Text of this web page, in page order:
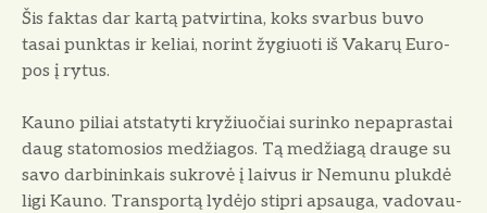
Šis faktas dar kartą patvirtina, koks svarbus buvo
tasai punktas ir keliai, norint žygiuoti iš Vakarų Euro­
pos į rytus.
Kauno piliai atstatyti kryžiuočiai surinko nepaprastai
daug statomosios medžiagos. Tą medžiagą drauge su
savo darbininkais sukrovė į laivus ir Nemunu plukdė
ligi Kauno. Trans­portą lydėjo stipri apsauga, vadovau­